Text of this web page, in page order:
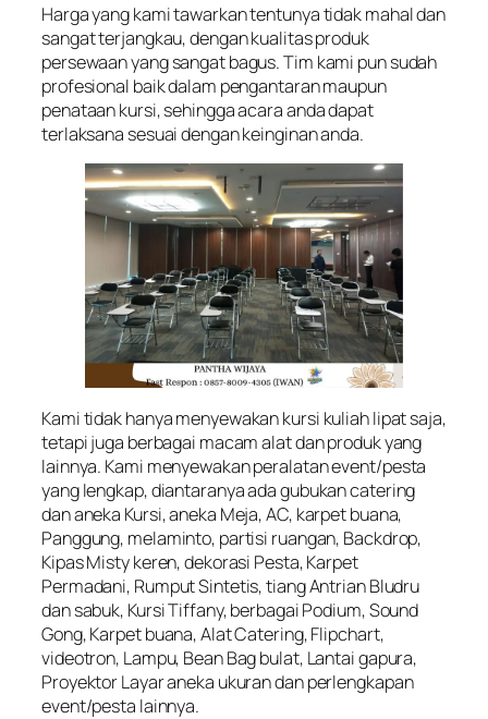
Harga yang kami tawarkan tentunya tidak mahal dan
sangat terjangkau, dengan kualitas produk
persewaan yang sangat bagus. Tim kami pun sudah
profesional baik dalam pengantaran maupun
penataan kursi, sehingga acara anda dapat
terlaksana sesuai dengan keinginan anda.
Kami tidak hanya menyewakan kursi kuliah lipat saja,
tetapi juga berbagai macam alat dan produk yang
lainnya. Kami menyewakan peralatan event/pesta
yang lengkap, diantaranya ada gubukan catering
dan aneka Kursi, aneka Meja, AC, karpet buana,
Panggung, melaminto, partisi ruangan, Backdrop,
Kipas Misty keren, dekorasi Pesta, Karpet
Permadani, Rumput Sintetis, tiang Antrian Bludru
dan sabuk, Kursi Tiffany, berbagai Podium, Sound
Gong, Karpet buana, Alat Catering, Flipchart,
videotron, Lampu, Bean Bag bulat, Lantai gapura,
Proyektor Layar aneka ukuran dan perlengkapan
event/pesta lainnya.